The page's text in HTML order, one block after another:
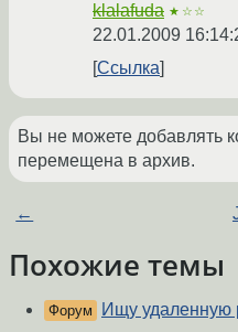
klalafuda ★☆☆
22.01.2009
Ссылка
Вы не можете добавлять
перемещена в архив.
←
Похожие темы
Форум Ищу удаленную